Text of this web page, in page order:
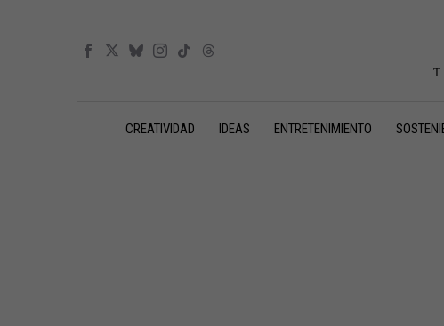
CREATIVIDAD IDEAS ENTRETENIMIENTO